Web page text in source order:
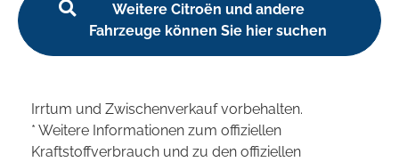
Weitere Citroën und andere
Fahrzeuge können Sie hier suchen
Irrtum und Zwischenverkauf vorbehalten.
* Weitere Informationen zum offiziellen
Kraftstoffverbrauch und zu den offiziellen